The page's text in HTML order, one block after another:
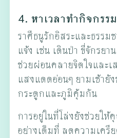
4. หาเวลาทำกิจกรร
ราศีธนูรักอิสระและธรรม
แจ้ง เช่น เดินป่า ขี่จักรยา
ช่วยผ่อนคลายจิตใจและ
แสงแดดอ่อนๆ ยามเช้ายั
กระดูกและภูมิคุ้มกัน
การอยู่ในที่โล่งยังช่วยใ
อย่างเต็มที่ ลดความเครี